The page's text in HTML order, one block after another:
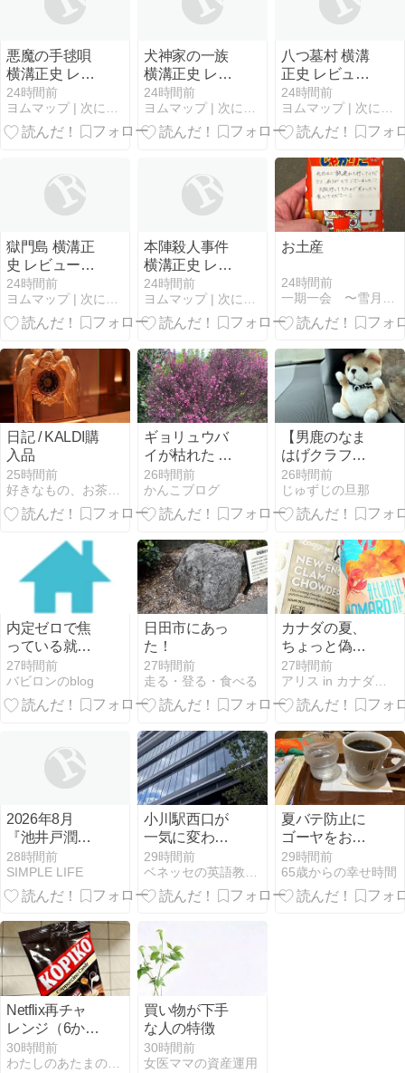
年最新】
【2026年最
【2026年最
悪魔の手毬唄
横溝正史 レビ
ュー｜手毬唄
の歌詞になぞ
らえた連続殺
全ガイド
【2026年最
24時間前
ヨムマップ | 次に読む一冊、ちゃんと地図にします。
犬神家の一族
横溝正史 レビ
ュー｜遺言状
が引き起こす
旧家の惨劇 あ
イド【2026年
最新】
24時間前
ヨムマップ | 次に読む一冊、ちゃんと地図にします。
八つ墓村 横溝
正史 レビュー
｜落武者伝説
の村を襲う連
続殺人 あらす
ろ完全ガイド
【2026年最
新】
24時間前
ヨムマップ | 次に読む一冊、ちゃんと地図にします。
獄門島 横溝正
史 レビュー｜
俳句の見立て
殺人が起きる
瀬戸内の孤島
みどころ完全
ガイド【2026
年最新】
24時間前
ヨムマップ | 次に読む一冊、ちゃんと地図にします。
本陣殺人事件
横溝正史 レビ
ュー｜金田一
耕助が初登場
する雪の密室
みどころ完全
ガイド【2026
年最新】
24時間前
ヨムマップ | 次に読む一冊、ちゃんと地図にします。
お土産
24時間前
一期一会 〜雪月花のとき…〜
日記 / KALDI購
入品
25時間前
好きなもの、お茶と書店と大人服
ギョリュウバ
イが枯れた ｜
イワシのぬか
みそ炊き ｜気
が沈む
26時間前
かんこブログ
【男鹿のなま
はげクラフト
ビール】
26時間前
じゅずじの旦那
内定ゼロで焦
っている就活
生へ｜今から
やり直す手順
と、頼れるサ
27時間前
バビロンのblog
日田市にあっ
た！
27時間前
走る・登る・食べる
カナダの夏、
ちょっと偽物
っぽい？「ロ
ブスターチッ
プス」が高級
い
27時間前
2026年8月
『池井戸潤』
「下町ロケッ
ト」シリーズ
28時間前
SIMPLE LIFE
小川駅西口が
一気に変わり
ました！小川
パレットは
2026年11月1
定
29時間前
夏バテ防止に
ゴーヤをお安
くGET
29時間前
65歳からの幸せ時間
Netflix再チャ
レンジ（6か月
～1年1か月
目）
30時間前
買い物が下手
な人の特徴
30時間前
女医ママの資産運用